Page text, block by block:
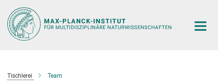
Hauptinhalt
Tischlerei Team